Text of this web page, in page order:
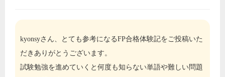
kyonsyさん、とても参考になるFP合格体験記をご投稿いた
だきありがとうございます。
試験勉強を進めていくと何度も知らない単語や難しい問題